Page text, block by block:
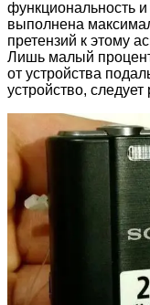
функциональность
выполнена
претензий к этому
Лишь малый процент
от устройства
устройство,